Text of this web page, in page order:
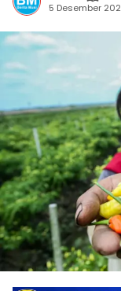
5 Desember